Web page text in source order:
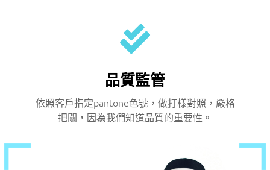
品質監管
依照客戶指定pantone色號，做打樣對照，嚴格
把關，因為我們知道品質的重要性。